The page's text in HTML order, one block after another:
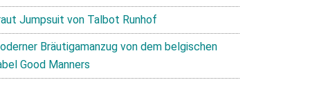
Jumpsuit von Talbot Runhof
Bräutigamanzug von dem belgischen
Good Manners